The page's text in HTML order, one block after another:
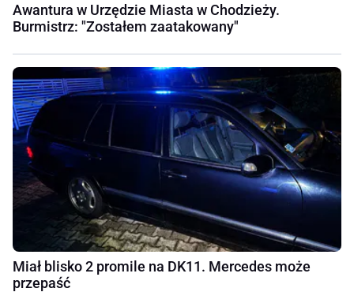
Awantura w Urzędzie Miasta w Chodzieży.
Burmistrz: "Zostałem zaatakowany"
Miał blisko 2 promile na DK11. Mercedes może
przepaść